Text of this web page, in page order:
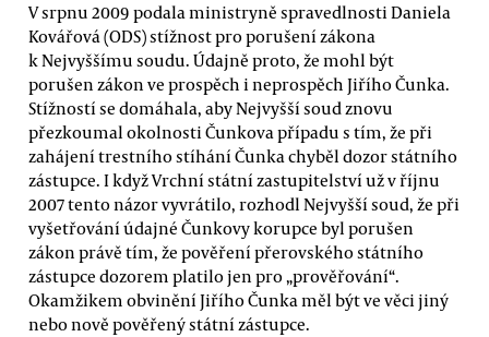
V srpnu 2009 podala ministryně spravedlnosti Daniela
Kovářová (ODS) stížnost pro porušení zákona
k Nejvyššímu soudu. Údajně proto, že mohl být
porušen zákon ve prospěch i neprospěch Jiřího Čunka.
Stížností se domáhala, aby Nejvyšší soud znovu
přezkoumal okolnosti Čunkova případu s tím, že při
zahájení trestního stíhání Čunka chyběl dozor státního
zástupce. I když Vrchní státní zastupitelství už v říjnu
2007 tento názor vyvrátilo, rozhodl Nejvyšší soud, že při
vyšetřování údajné Čunkovy korupce byl porušen
zákon právě tím, že pověření přerovského státního
zástupce dozorem platilo jen pro „prověřování“.
Okamžikem obvinění Jiřího Čunka měl být ve věci jiný
nebo nově pověřený státní zástupce.